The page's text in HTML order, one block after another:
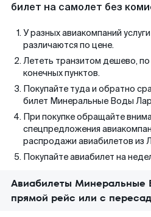
билет на самолет без
У разных авиакомпаний
различаются по цене.
Лететь транзитом дешево,
конечных пунктов.
Покупайте туда и обратно
билет Минеральные Воды
При покупке обращайте
спецпредложения
распродажи авиабилетов из
Покупайте авиабилет на
Авиабилеты Минеральные
прямой рейс или с